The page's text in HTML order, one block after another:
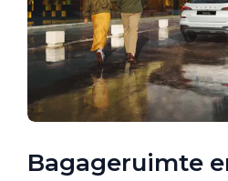
Bagageruimte